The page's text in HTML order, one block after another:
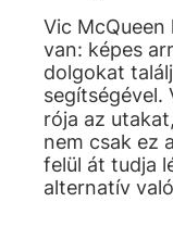
Vic
van: képes
dolgokat
segítségével.
rója az
nem csak ez
felül át tudja
alternatív